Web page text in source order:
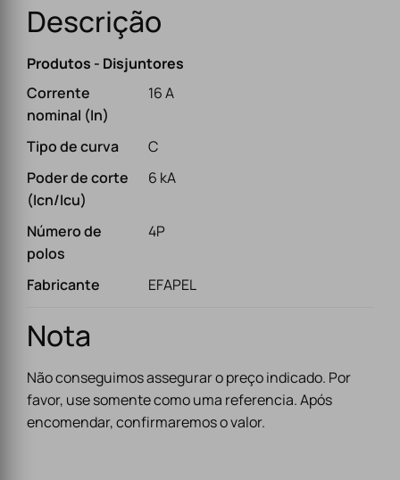
Descrição
Produtos - Disjuntores
Corrente
nominal (In)
16 A
Tipo de curva
C
Poder de corte
(Icn/Icu)
6 kA
Número de
polos
4P
Fabricante EFAPEL
Nota
Não conseguimos assegurar o preço indicado. Por
favor, use somente como uma referencia. Após
encomendar, confirmaremos o valor.